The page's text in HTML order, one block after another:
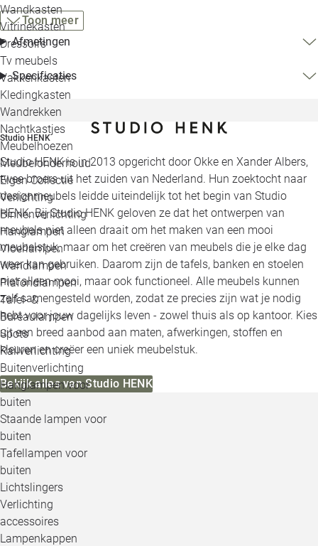
Wandkasten
Vitrinekasten
Dressoirs
Tv meubels
Vakkenkasten
Kledingkasten
Wandrekken
Nachtkastjes
Meubelhoezen
Meubelonderhoud
Eigen Collectie
Verlichting
Binnenverlichting
Hanglampen
Vloerlampen
Wandlampen
Plafondlampen
Tafel- &
Bureaulampen
Spots
Railverlichting
Buitenverlichting
Hanglampen voor
buiten
Staande lampen voor
buiten
Tafellampen voor
buiten
Lichtslingers
Verlichting
accessoires
Lampenkappen
Toon meer
Afmetingen
Specificaties
Studio HENK
Studio HENK is in 2013 opgericht door Okke en Xander Albers,
twee broers uit het zuiden van Nederland. Hun zoektocht naar
designmeubels leidde uiteindelijk tot het begin van Studio
HENK. Bij Studio HENK geloven ze dat het ontwerpen van
meubels niet alleen draait om het maken van een mooi
meubelstuk, maar om het creëren van meubels die je elke dag
weer kan gebruiken. Daarom zijn de tafels, banken en stoelen
niet alleen mooi, maar ook functioneel. Alle meubels kunnen
zelf samengesteld worden, zodat ze precies zijn wat je nodig
hebt voor jouw dagelijks leven - zowel thuis als op kantoor. Kies
uit een breed aanbod aan maten, afwerkingen, stoffen en
kleuren en creëer een uniek meubelstuk.
Bekijk alles van Studio HENK